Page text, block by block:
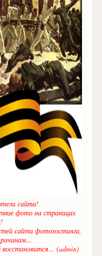
сайта!
фото на страницах
сайта фотохостинга,
восстановится... (admin)